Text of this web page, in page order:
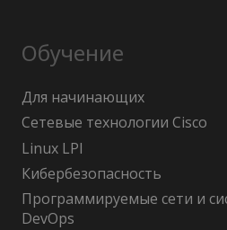
Обучение
Для начинающих
Сетевые технологии Cisco
Linux LPI
Кибербезопасность
Программируемые сети и
DevOps